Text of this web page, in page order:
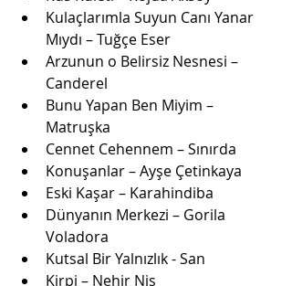
Kulaçlarımla Suyun Canı Yanar
Mıydı – Tuğçe Eser
Arzunun o Belirsiz Nesnesi –
Canderel
Bunu Yapan Ben Miyim –
Matruşka
Cennet Cehennem – Sınırda
Konuşanlar – Ayşe Çetinkaya
Eski Kaşar – Karahindiba
Dünyanın Merkezi – Gorila
Voladora
Kutsal Bir Yalnızlık - San
Kirpi – Nehir Niş